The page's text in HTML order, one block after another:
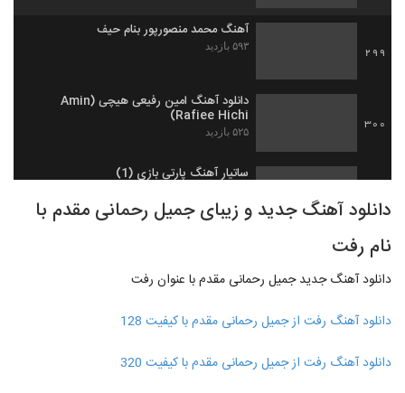
299
آهنگ محمد منصورپور بنام حیف
۵۹۳ بازدید
300
دانلود آهنگ امین رفیعی هیچی (Amin
Rafiee Hichi)
۵۲۵ بازدید
ساتیار آهنگ پارتی بازی (1)
دانلود آهنگ جدید و زیبای نوید رهنما با نام
آشفتگی
دانلود آهنگ جدید و زیبای جمیل رحمانی مقدم با
نام رفت
دانلود آهنگ جدید جمیل رحمانی مقدم با عنوان رفت
دانلود آهنگ رفت از جمیل رحمانی مقدم با کیفیت 128
دانلود آهنگ رفت از جمیل رحمانی مقدم با کیفیت 320